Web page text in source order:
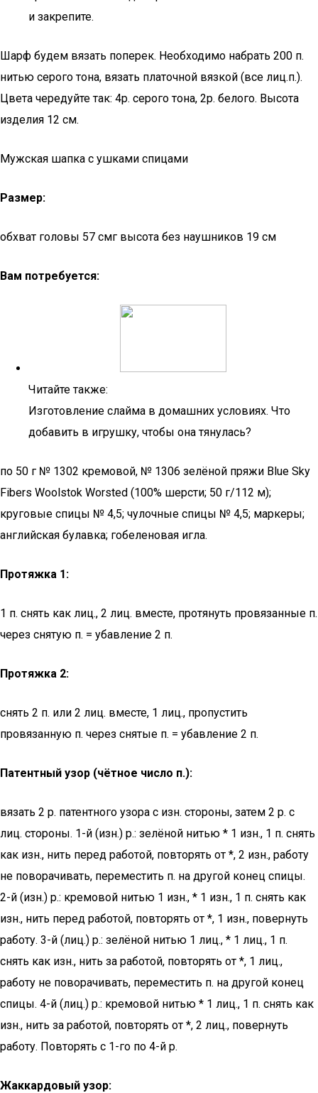
и закрепите.
Шарф будем вязать поперек. Необходимо набрать 200 п.
нитью серого тона, вязать платочной вязкой (все лиц.п.).
Цвета чередуйте так: 4р. серого тона, 2р. белого. Высота
изделия 12 см.
Мужская шапка с ушками спицами
Размер:
обхват головы 57 смг высота без наушников 19 см
Вам потребуется:
Читайте также:
Изготовление слайма в домашних условиях. Что
добавить в игрушку, чтобы она тянулась?
по 50 г № 1302 кремовой, № 1306 зелёной пряжи Blue Sky
Fibers Woolstok Worsted (100% шерсти; 50 г/112 м);
круговые спицы № 4,5; чулочные спицы № 4,5; маркеры;
английская булавка; гобеленовая игла.
Протяжка 1:
1 п. снять как лиц., 2 лиц. вместе, протянуть провязанные п.
через снятую п. = убавление 2 п.
Протяжка 2:
снять 2 п. или 2 лиц. вместе, 1 лиц., пропустить
провязанную п. через снятые п. = убавление 2 п.
Патентный узор (чётное число п.):
вязать 2 р. патентного узора с изн. стороны, затем 2 р. с
лиц. стороны. 1-й (изн.) р.: зелёной нитью * 1 изн., 1 п. снять
как изн., нить перед работой, повторять от *, 2 изн., работу
не поворачивать, переместить п. на другой конец спицы.
2-й (изн.) р.: кремовой нитью 1 изн., * 1 изн., 1 п. снять как
изн., нить перед работой, повторять от *, 1 изн., повернуть
работу. 3-й (лиц.) р.: зелёной нитью 1 лиц., * 1 лиц., 1 п.
снять как изн., нить за работой, повторять от *, 1 лиц.,
работу не поворачивать, переместить п. на другой конец
спицы. 4-й (лиц.) р.: кремовой нитью * 1 лиц., 1 п. снять как
изн., нить за работой, повторять от *, 2 лиц., повернуть
работу. Повторять с 1-го по 4-й р.
Жаккардовый узор: